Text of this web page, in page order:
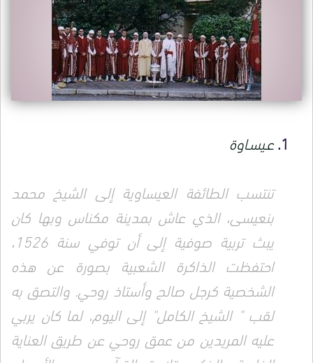
عـيسـاوة
تنتسب الطائفة العيساوية إلى الشيخ محمد
بنعيسى، الذي عاش بمدينة مكناس وبها كان
يبث تربية صوفية إلى أن توفي سنة 1526،
احتفظت الذاكرة الشعبية بصورة عن هذه
الشخصية كرجل صالح وأستاذ روحي. والتصق به
لقب " الشيخ الكامل" إلى اليوم، لما كان يربي
عليه المريدين من عمق روحي عن طريق العناية